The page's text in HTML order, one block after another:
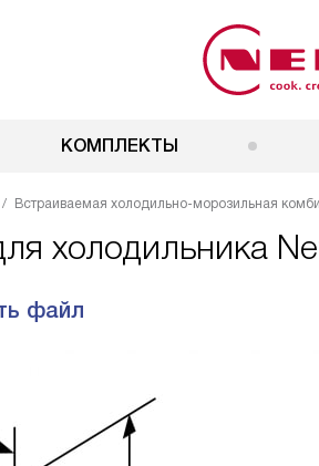
КОМПЛЕКТЫ
Встраиваемая холодильно-морозильная
холодильника
файл